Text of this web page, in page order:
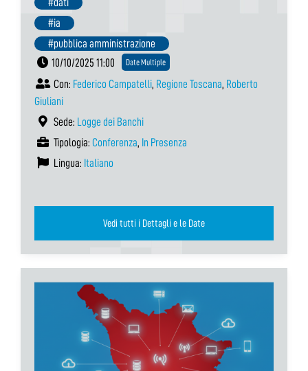
#ia
#pubblica amministrazione
10/10/2025 11:00
Date Multiple
Con: Federico Campatelli, Regione Toscana, Roberto
Giuliani
Sede: Logge dei Banchi
Tipologia: Conferenza, In Presenza
Lingua: Italiano
Vedi tutti i Dettagli e le Date